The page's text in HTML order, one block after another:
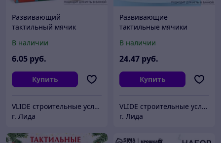
Развивающий
тактильный мячик
пищалкой, 1 шт.
В наличии
6.05 руб.
Купить
VLIDE cтроительные услуги и товары для дома (оптом и в розницу)
г. Лида
Развивающие
тактильные мячики
пищалкой, в наборе 5 шт.
В наличии
24.47 руб.
Купить
VLIDE cтроительные услуги и товары для дома (оптом и в розницу)
г. Лида